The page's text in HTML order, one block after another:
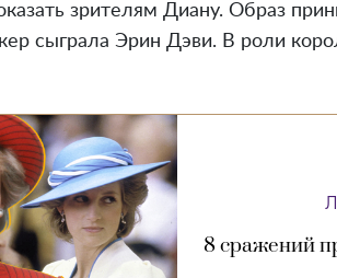
зрителям Диану. Образ
сыграла Эрин Дэви. В роли
8 сражений